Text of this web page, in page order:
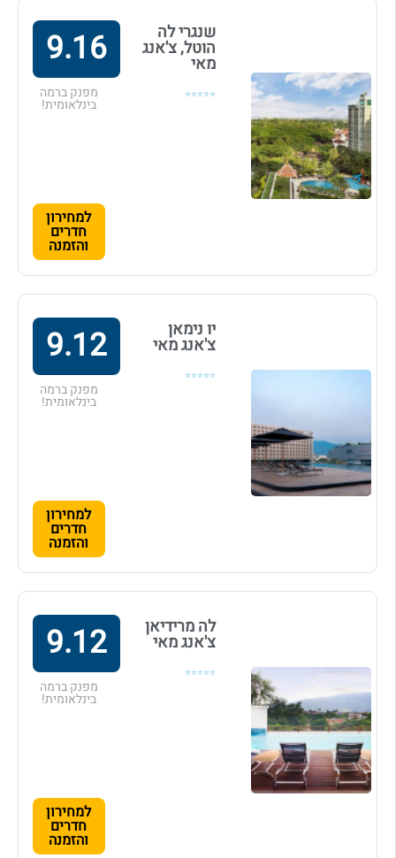
שנגרי לה
הוטל, צ'אנג
מאי
⭐⭐⭐⭐⭐
9.16
מפנק ברמה
בינלאומית!
למחירון
חדרים
והזמנה
יו נימאן
צ'אנג מאי
⭐⭐⭐⭐⭐
9.12
מפנק ברמה
בינלאומית!
למחירון
חדרים
והזמנה
לה מרידיאן
צ'אנג מאי
⭐⭐⭐⭐⭐
9.12
מפנק ברמה
בינלאומית!
למחירון
חדרים
והזמנה